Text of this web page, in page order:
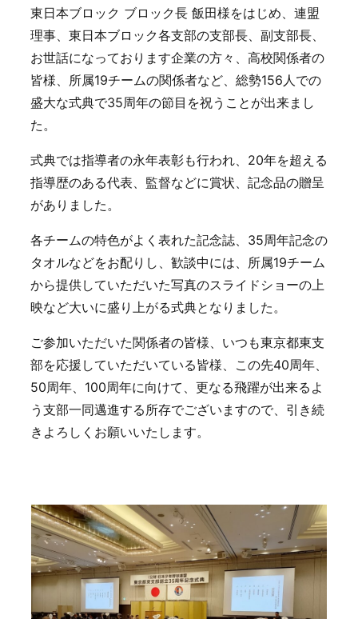
東日本ブロック ブロック長 飯田様をはじめ、連盟
理事、東日本ブロック各支部の支部長、副支部長、
お世話になっております企業の方々、高校関係者の
皆様、所属19チームの関係者など、総勢156人での
盛大な式典で35周年の節目を祝うことが出来まし
た。
式典では指導者の永年表彰も行われ、20年を超える
指導歴のある代表、監督などに賞状、記念品の贈呈
がありました。
各チームの特色がよく表れた記念誌、35周年記念の
タオルなどをお配りし、歓談中には、所属19チーム
から提供していただいた写真のスライドショーの上
映など大いに盛り上がる式典となりました。
ご参加いただいた関係者の皆様、いつも東京都東支
部を応援していただいている皆様、この先40周年、
50周年、100周年に向けて、更なる飛躍が出来るよ
う支部一同邁進する所存でございますので、引き続
きよろしくお願いいたします。